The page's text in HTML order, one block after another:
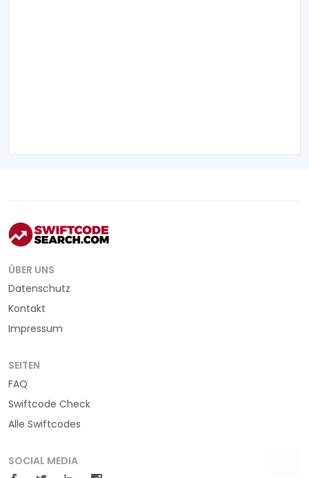
ÜBER UNS
Datenschutz
Kontakt
Impressum
SEITEN
FAQ
Swiftcode Check
Alle Swiftcodes
SOCIAL MEDIA